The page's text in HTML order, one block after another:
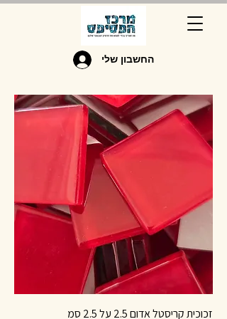
החשבון שלי
זכוכית קריסטל אדום 2.5 על 2.5 סמ